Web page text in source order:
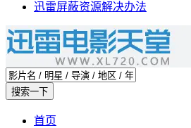
迅雷屏蔽资源解决办法
首页